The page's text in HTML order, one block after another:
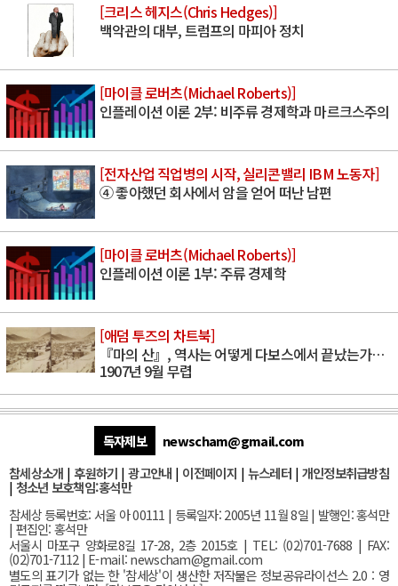
[크리스 헤지스(Chris Hedges)]
백악관의 대부, 트럼프의 마피아 정치
[마이클 로버츠(Michael Roberts)]
인플레이션 이론 2부: 비주류 경제학과 마르크스주의
[전자산업 직업병의 시작, 실리콘밸리 IBM 노동자]
④ 좋아했던 회사에서 암을 얻어 떠난 남편
[마이클 로버츠(Michael Roberts)]
인플레이션 이론 1부: 주류 경제학
[애덤 투즈의 차트북]
『마의 산』, 역사는 어떻게 다보스에서 끝났는가…
1907년 9월 무렵
독자제보
newscham@gmail.com
참세상소개 | 후원하기 |광고안내 | 이전페이지 | 뉴스레터| 개인정보취급방침
| 청소년 보호책임:홍석만
참세상 등록번호: 서울 아 00111 | 등록일자: 2005년 11월 8일 | 발행인: 홍석만
| 편집인: 홍석만
서울시 마포구 양화로8길 17-28, 2층 2015호| TEL: (02)701-7688 | FAX:
(02)701-7112 | E-mail:newscham@gmail.com
별도의 표기가 없는 한 '참세상'이 생산한 저작물은 정보공유라이선스 2.0 : 영